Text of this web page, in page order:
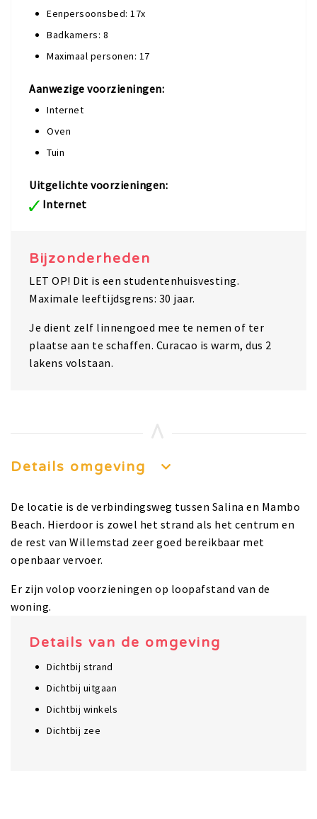
Eenpersoonsbed: 17x
Badkamers: 8
Maximaal personen: 17
Aanwezige voorzieningen:
Internet
Oven
Tuin
Uitgelichte voorzieningen:
Internet
Bijzonderheden
LET OP! Dit is een studentenhuisvesting.
Maximale leeftijdsgrens: 30 jaar.
Je dient zelf linnengoed mee te nemen of ter
plaatse aan te schaffen. Curacao is warm, dus 2
lakens volstaan.
Details omgeving
De locatie is de verbindingsweg tussen Salina en Mambo
Beach. Hierdoor is zowel het strand als het centrum en
de rest van Willemstad zeer goed bereikbaar met
openbaar vervoer.
Er zijn volop voorzieningen op loopafstand van de
woning.
Details van de omgeving
Dichtbij strand
Dichtbij uitgaan
Dichtbij winkels
Dichtbij zee